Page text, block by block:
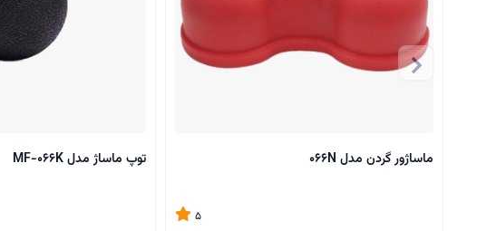
ماساژور گردن مدل 066N
5
توپ ماساژ مدل MF-066K